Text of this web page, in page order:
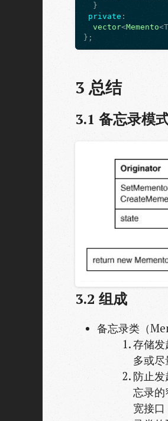
  }
private :
vector<Memento
3 总结
3.1 备忘录模
3.2 组成
备忘录类（
存储
多或尽
防止
忘录
宽接